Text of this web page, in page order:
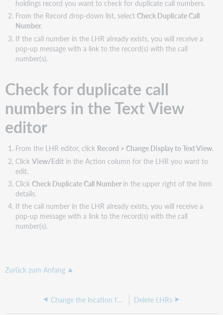
holdings record you want to check for duplicate call numbers.
From the Record drop-down list, select Check Duplicate Call
Number.
If the call number in the LHR already exists, you will receive a
pop-up message with a link to the record(s) with the call
number(s).
Check for duplicate call
numbers in the Text View
editor
From the LHR editor, click Record > Change Display to Text View.
Click View/Editin the Action column for the LHR you want to
edit.
Click Check Duplicate Call Number in the upper right of the item
details.
If the call number in the LHR already exists, you will receive a
pop-up message with a link to the record(s) with the call
number(s).
Zurück zum Anfang
Change the location for multiple LHRs Delete LHRs